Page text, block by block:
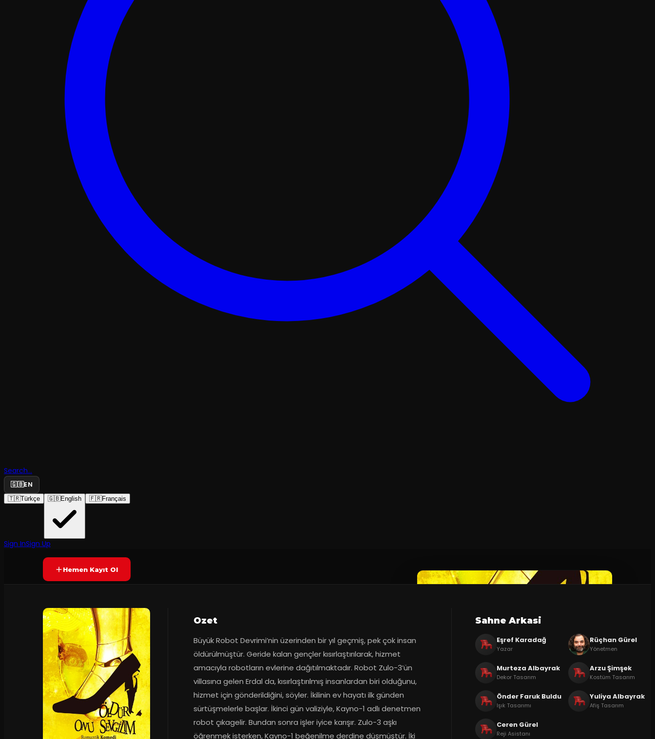
Search...
🇬🇧EN
🇹🇷Türkçe 🇬🇧English 🇫🇷Français
Sign InSign Up
Sevgilim
Han Tiyatrosu
YAKINDA Yetersiz oy
Hemen Kayıt Ol
Ozet
Büyük Robot Devrimi’nin üzerinden bir yıl geçmiş, pek çok insan
öldürülmüştür. Geride kalan gençler kısırlaştırılarak, hizmet
amacıyla robotların evlerine dağıtılmaktadır. Robot Zulo-3’ün
villasına gelen Erdal da, kısırlaştırılmış insanlardan biri olduğunu,
hizmet için gönderildiğini, söyler. İkilinin ev hayatı ilk günden
sürtüşmelerle başlar. İkinci gün valiziyle, Kayno-1 adlı denetmen
robot çıkagelir. Bundan sonra işler iyice karışır. Zulo-3 aşkı
öğrenmek isterken, Kayno-1 beğenilme derdine düşmüştür. İki
Sahne Arkasi
Eşref Karadağ
Yazar
Rüçhan Gürel
Yönetmen
Murteza Albayrak
Dekor Tasarım
Arzu Şimşek
Kostüm Tasarım
Önder Faruk Buldu
Işık Tasarımı
Yuliya Albayrak
Afiş Tasarım
Ceren Gürel
Reji Asistanı